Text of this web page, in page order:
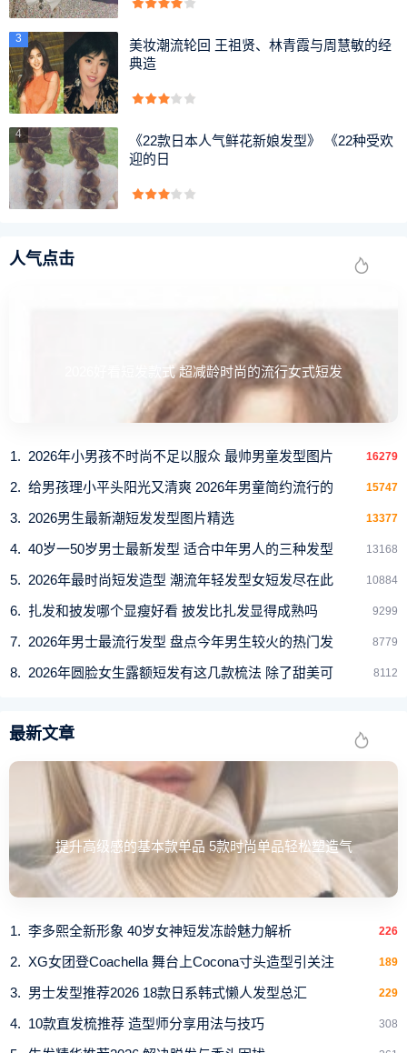
上述的关于不用橡皮筋怎么扎头发跟低盘发用黑色发夹固
定的全面介绍了，「女邦网」希望给大家们带来一些相关知
识。
3
美妆潮流轮回 王祖贤、林青霞与周慧敏的经
典造
4
《22款日本人气鲜花新娘发型》 《22种受欢
迎的日
人气点击
2026好看短发款式 超减龄时尚的流行女式短发
2026年小男孩不时尚不足以服众 最帅男童发型图片 16279
给男孩理小平头阳光又清爽 2026年男童简约流行的 15747
2026男生最新潮短发发型图片精选 13377
40岁一50岁男士最新发型 适合中年男人的三种发型 13168
2026年最时尚短发造型 潮流年轻发型女短发尽在此 10884
扎发和披发哪个显瘦好看 披发比扎发显得成熟吗 9299
2026年男士最流行发型 盘点今年男生较火的热门发 8779
2026年圆脸女生露额短发有这几款梳法 除了甜美可 8112
最新文章
提升高级感的基本款单品 5款时尚单品轻松塑造气
李多熙全新形象 40岁女神短发冻龄魅力解析 226
XG女团登Coachella 舞台上Cocona寸头造型引关注 189
男士发型推荐2026 18款日系韩式懒人发型总汇 229
10款直发梳推荐 造型师分享用法与技巧 308